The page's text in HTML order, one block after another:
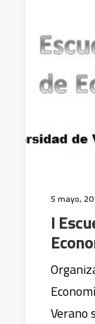
5 mayo,
I
Verano